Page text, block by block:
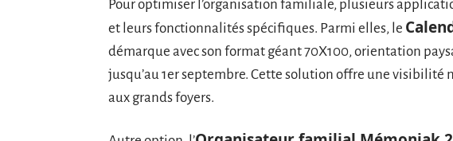
Pour optimiser l’organisation familiale, plusieurs
et leurs fonctionnalités spécifiques. Parmi elles, le
démarque avec son format géant 70X100, orientation
jusqu’au 1er septembre. Cette solution offre une visibilité
aux grands foyers.